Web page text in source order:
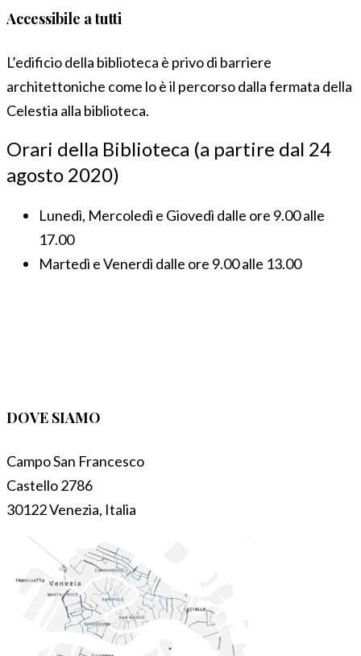
Accessibile a tutti
L’edificio della biblioteca è privo di barriere
architettoniche come lo è il percorso dalla fermata della
Celestia alla biblioteca.
Orari della Biblioteca (a partire dal 24
agosto 2020)
Lunedì, Mercoledì e Giovedì dalle ore 9.00 alle
17.00
Martedì e Venerdì dalle ore 9.00 alle 13.00
DOVE SIAMO
Campo San Francesco
Castello 2786
30122 Venezia, Italia